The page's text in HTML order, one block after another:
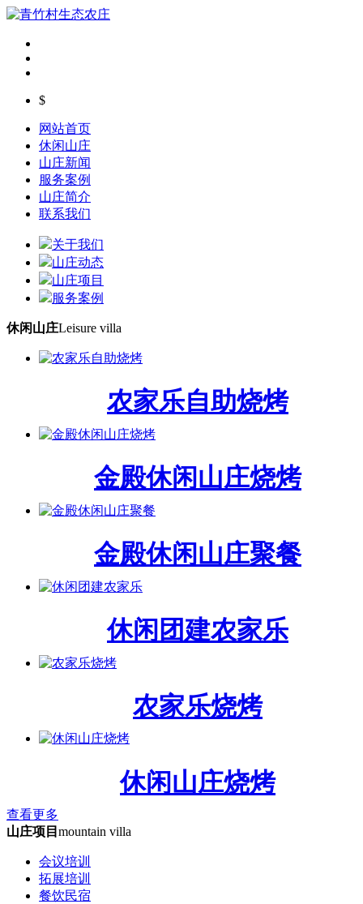
$
网站首页
休闲山庄
山庄新闻
服务案例
山庄简介
联系我们
关于我们
山庄动态
山庄项目
服务案例
休闲山庄Leisure villa
农家乐自助烧烤
金殿休闲山庄烧烤
金殿休闲山庄聚餐
休闲团建农家乐
农家乐烧烤
休闲山庄烧烤
查看更多
山庄项目 mountain villa
会议培训
拓展培训
餐饮民宿